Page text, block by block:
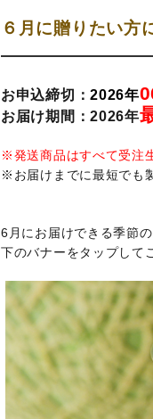
６月に贈りたい方
お申込締切：2026年
お届け期間：2026年
※発送商品はすべて受注
※お届けまでに最短でも
6月にお届けできる季節
下のバナーをタップして